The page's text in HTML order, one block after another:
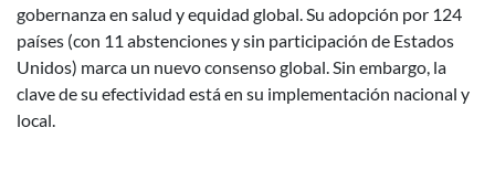
gobernanza en salud y equidad global. Su adopción por 124
países (con 11 abstenciones y sin participación de Estados
Unidos) marca un nuevo consenso global. Sin embargo, la
clave de su efectividad está en su implementación nacional y
local.